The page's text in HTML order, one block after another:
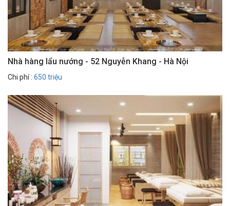
Nhà hàng lẩu nướng - 52 Nguyễn Khang - Hà Nội
Chi phí : 650 triệu